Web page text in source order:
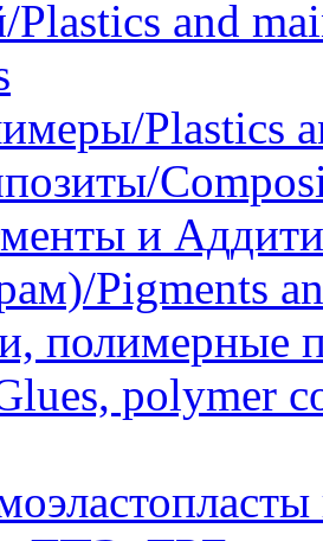
Plastics and
Plastics
и
Pigments
полимерные
polymer